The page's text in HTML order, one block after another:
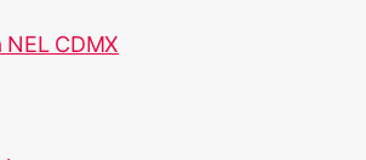
CDMX